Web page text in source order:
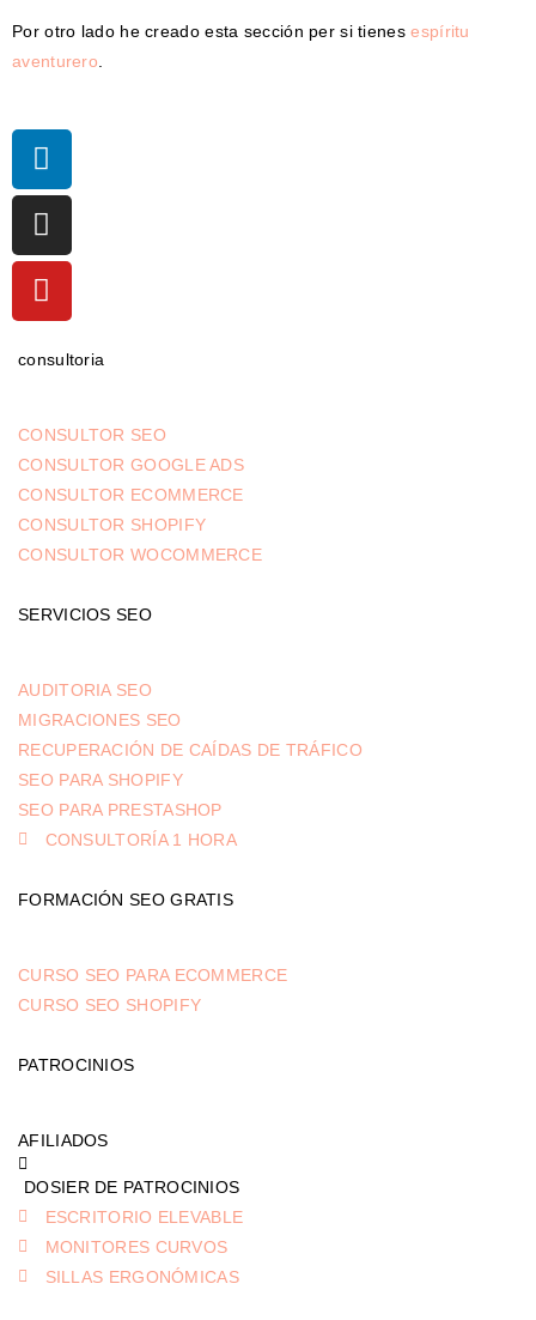
Por otro lado he creado esta sección per si tienesespíritu
aventurero
consultoria
CONSULTOR SEO
CONSULTOR GOOGLE ADS
CONSULTOR ECOMMERCE
CONSULTOR SHOPIFY
CONSULTOR WOCOMMERCE
SERVICIOS SEO
AUDITORIA SEO
MIGRACIONES SEO
RECUPERACIÓN DE CAÍDAS DE TRÁFICO
SEO PARA SHOPIFY
SEO PARA PRESTASHOP
CONSULTORÍA 1 HORA
FORMACIÓN SEO GRATIS
CURSO SEO PARA ECOMMERCE
CURSO SEO SHOPIFY
PATROCINIOS
AFILIADOS
DOSIER DE PATROCINIOS
ESCRITORIO ELEVABLE
MONITORES CURVOS
SILLAS ERGONÓMICAS